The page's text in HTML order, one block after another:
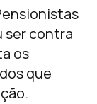
ser contra
os
que